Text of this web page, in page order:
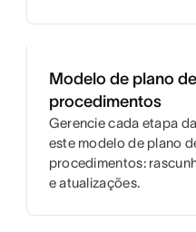
Modelo de plano
procedimentos
Gerencie cada etapa
este modelo de plano
procedimentos:
e atualizações.